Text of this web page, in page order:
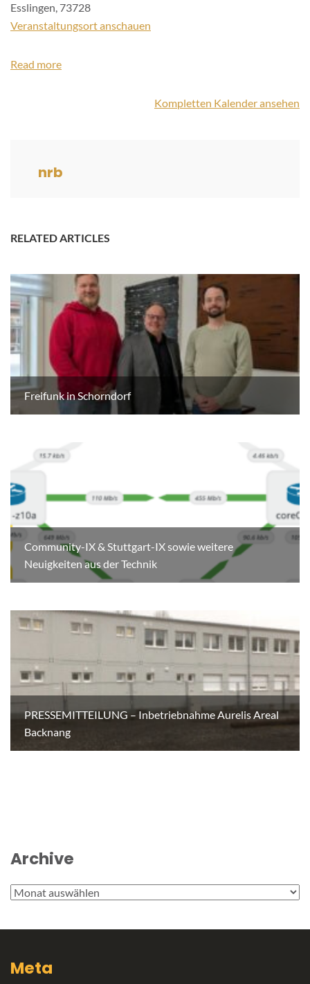
Esslingen, 73728
Veranstaltungsort anschauen
Read more
Kompletten Kalender ansehen
nrb
RELATED ARTICLES
Freifunk in Schorndorf
Community-IX & Stuttgart-IX sowie weitere
Neuigkeiten aus der Technik
PRESSEMITTEILUNG – Inbetriebnahme Aurelis Areal
Backnang
Archive
Archive
Meta